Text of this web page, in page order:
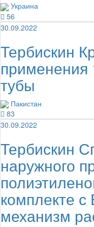
Украина
56
30.09.2022
Тербискин
тубы
Пакистан
83
30.09.2022
Тербискин
наружного
комплекте с
механизм